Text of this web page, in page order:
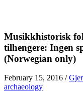
Musikkhistorisk
tilhengere: Ingen
(Norwegian only)
February 15, 2016 /
archaeology